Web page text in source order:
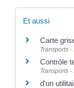
Et aussi
Carte
Transports
Contrôle
Transports
d'un